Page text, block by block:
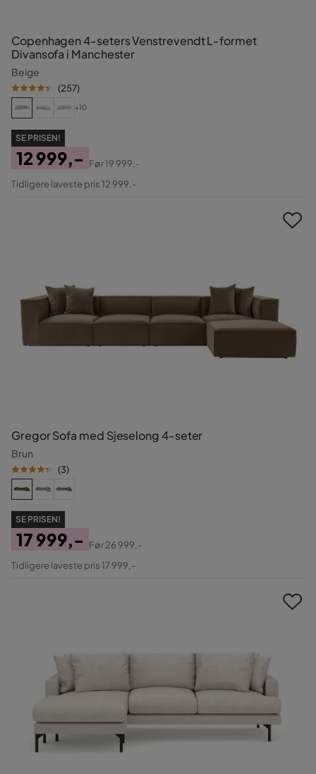
Copenhagen 4-seters Venstrevendt L-formet
Divansofa i Manchester
Beige
(257)
+10
SE PRISEN!
Pris
12 999,-
Original
Før19 999,-
Tidligere laveste pris 12 999,-
Gregor Sofa med Sjeselong 4-seter
Brun
(3)
SE PRISEN!
Pris
17 999,-
Original
Før26 999,-
Tidligere laveste pris 17 999,-